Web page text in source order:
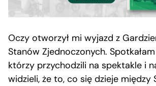
Oczy otworzył mi wyjazd z
Stanów Zjednoczonych.
którzy przychodzili na spektakle i
widzieli, że to, co się dzieje między